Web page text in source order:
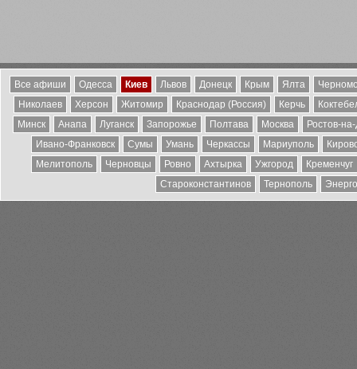
Все афиши Одесса Киев Львов Донецк Крым Ялта
Николаев
Херсон Житомир Краснодар (Россия) Керчь
Минск
Анапа Луганск Запорожье Полтава Москва
Ростов-
Ивано-Франковск
Сумы Умань Черкассы Мариуполь
Мелитополь
Черновцы Ровно Ахтырка Ужгород
Кременчуг
Староконстантинов
Тернополь